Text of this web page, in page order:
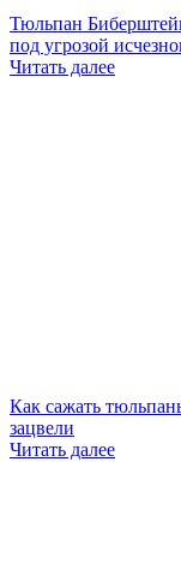
Тюльпан
под угрозой
Читать далее
Как сажать
зацвели
Читать далее